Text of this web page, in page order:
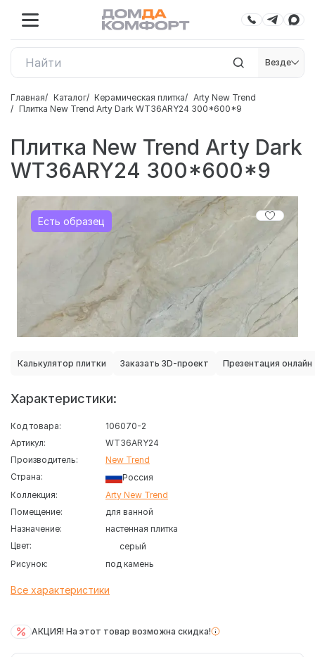
Везде
Главная Каталог Керамическая плитка
Arty New Trend
Плитка New Trend Arty Dark WT36ARY24 300*600*9
Плитка New Trend Arty Dark
WT36ARY24 300*600*9
Есть образец
Калькулятор плитки Заказать 3D-проект Презентация онлайн
Характеристики:
Код товара:
106070-2
Артикул:
WT36ARY24
Производитель:
New Trend
Страна:
Россия
Коллекция:
Arty New Trend
Помещение:
для ванной
Назначение:
настенная плитка
Цвет:
серый
Рисунок:
под камень
Все характеристики
АКЦИЯ! На этот товар возможна скидка!